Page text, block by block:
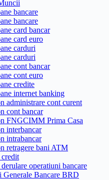
bancare
bancare
card bancar
card euro
carduri
carduri
cont bancar
cont euro
credite
internet banking
administrare cont curent
cont bancar
FNGCIMM Prima Casa
interbancar
intrabancar
retragere bani ATM
operatiuni bancare
Generale Bancare BRD